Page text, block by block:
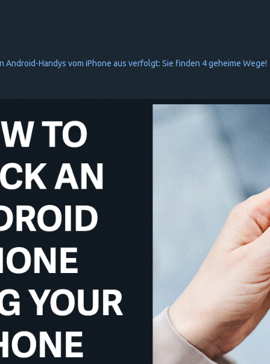
Android-Handys vom iPhone aus verfolgt: Sie finden 4 geheime Wege!